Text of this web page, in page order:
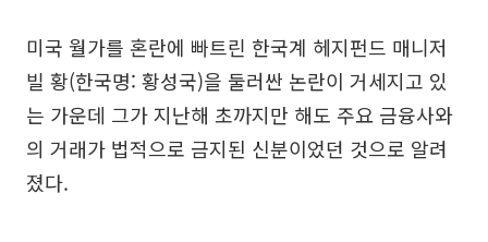
미국 월가를 혼란에 빠트린 한국계 헤지펀드 매니저
빌 황(한국명: 황성국)을 둘러싼 논란이 거세지고 있
는 가운데 그가 지난해 초까지만 해도 주요 금융사와
의 거래가 법적으로 금지된 신분이었던 것으로 알려
졌다.